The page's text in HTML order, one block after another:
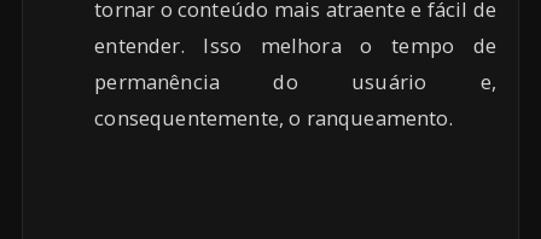
tornar o conteúdo mais atraente e fácil de
entender. Isso melhora o tempo de
permanência do usuário e,
consequentemente, o ranqueamento.